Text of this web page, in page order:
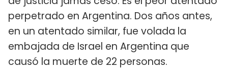
perpetrado en Argentina. Dos años antes,
en un atentado similar, fue volada la
embajada de Israel en Argentina que
causó la muerte de 22 personas.